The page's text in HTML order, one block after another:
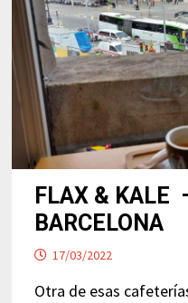
FLAX & KALE
BARCELONA
17/03/2022
Otra de esas